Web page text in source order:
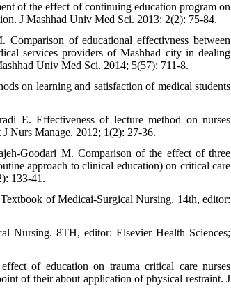
of the effect of continuing education program on
J Mashhad Univ Med Sci. 2013; 2(2): 75-84.
of educational effectivness between
services providers of Mashhad city in dealing
Univ Med Sci. 2014; 5(57): 711-8.
on learning and satisfaction of medical students
E. Effectiveness of lecture method on nurses
Nurs Manage. 2012; 1(2): 27-36.
Goodari M. Comparison of the effect of three
approach to clinical education) on critical care
133-41.
of Medicai-Surgical Nursing. 14th, editor:
Nursing. 8TH, editor: Elsevier Health Sciences;
of education on trauma critical care nurses
of their about application of physical restraint. J